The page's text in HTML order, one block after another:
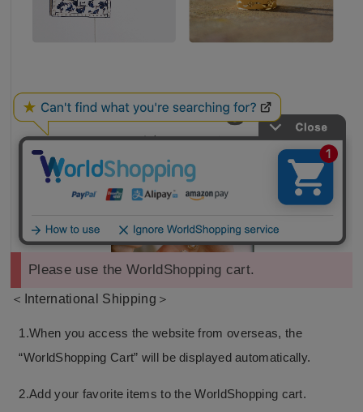
Please use the WorldShopping cart.
＜International Shipping＞
1.When you access the website from overseas, the
“WorldShopping Cart” will be displayed automatically.
2.Add your favorite items to the WorldShopping cart.